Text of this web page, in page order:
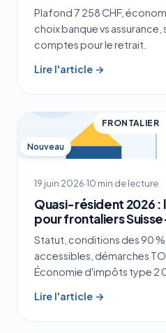
Plafond 7 258 CHF,
choix banque vs
comptes pour le retrait.
Lire l'article →
Nouveau
FRONTALIER
19 juin 2026·10 min de lecture
Quasi-résident 2026
pour frontaliers
Statut, conditions des 90
accessibles, démarches
Économie d'impôts type 2
Lire l'article →